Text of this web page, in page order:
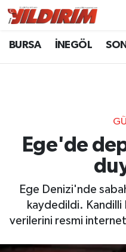
BURSA İNEGÖL
Ege'de
Ege Denizi'nde
kaydedildi. Kandilli
verilerini resmi
BURSA
GÜNDEM
RESMİ İLANLAR
KÖŞE YAZILARI
Bursa Nöbetçi
Bursa Trafik
Süper Lig Puan
Tüm Manşetler